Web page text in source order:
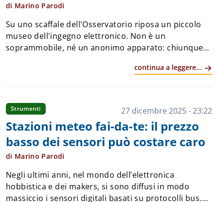
di Marino Parodi
Su uno scaffale dell'Osservatorio riposa un piccolo
museo dell'ingegno elettronico. Non è un
soprammobile, né un anonimo apparato: chiunque
non può non averlo già visto. &Eg...continua a leggere...
Strumenti 27 dicembre 2025 - 23:22
Stazioni meteo fai-da-te: il prezzo
basso dei sensori può costare caro
di Marino Parodi
Negli ultimi anni, nel mondo dell’elettronica
hobbistica e dei makers, si sono diffusi in modo
massiccio i sensori digitali basati su protocolli bus.